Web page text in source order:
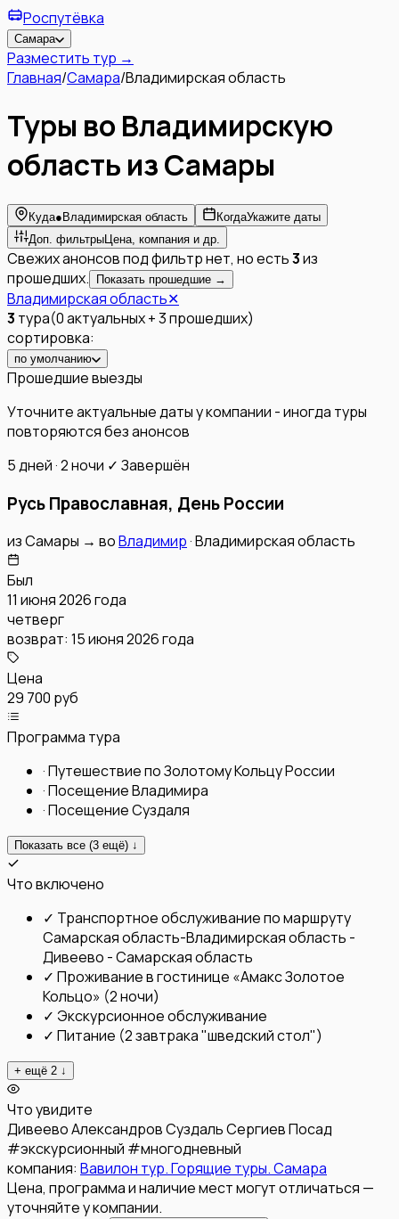
Роспутёвка
Самара
Разместить тур →
Главная/Самара/Владимирская область
Туры во Владимирскую
область из Самары
Куда● Владимирская область КогдаУкажите даты
Доп. фильтры Цена, компания и др.
Свежих анонсов под фильтр нет, но есть3из
прошедших.
Показать прошедшие →
Владимирская область✕
3 тура(0актуальных+3прошедших)
сортировка:
по умолчанию
Прошедшие выезды
Уточните актуальные даты у компании - иногда туры
повторяются без анонсов
5 дней · 2 ночи ✓ Завершён
Русь Православная, День России
изСамары → воВладимир·Владимирская область
Был
11 июня 2026 года
четверг
возврат: 15 июня 2026 года
Цена
29 700 руб
Программа тура
·Путешествие по Золотому Кольцу России
·Посещение Владимира
·Посещение Суздаля
Показать все (3 ещё) ↓
Что включено
✓ Транспортное обслуживание по маршруту
Самарская область-Владимирская область -
Дивеево - Самарская область
✓ Проживание в гостинице «Амакс Золотое
Кольцо» (2 ночи)
✓ Экскурсионное обслуживание
✓ Питание (2 завтрака "шведский стол")
+ ещё 2 ↓
Что увидите
ДивеевоАлександровСуздальСергиев Посад
#экскурсионный #многодневный
компания: Вавилон тур. Горящие туры. Самара
Цена, программа и наличие мест могут отличаться —
уточняйте у компании.